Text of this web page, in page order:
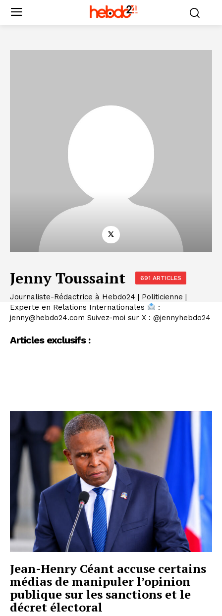
Jenny Toussaint 691 ARTICLES
Journaliste-Rédactrice à Hebdo24 | Politicienne |
Experte en Relations Internationales
:
jenny@hebdo24.com Suivez-moi sur X : @jennyhebdo24
Articles exclusifs :
Jean-Henry Céant accuse certains
médias de manipuler l’opinion
publique sur les sanctions et le
décret électoral